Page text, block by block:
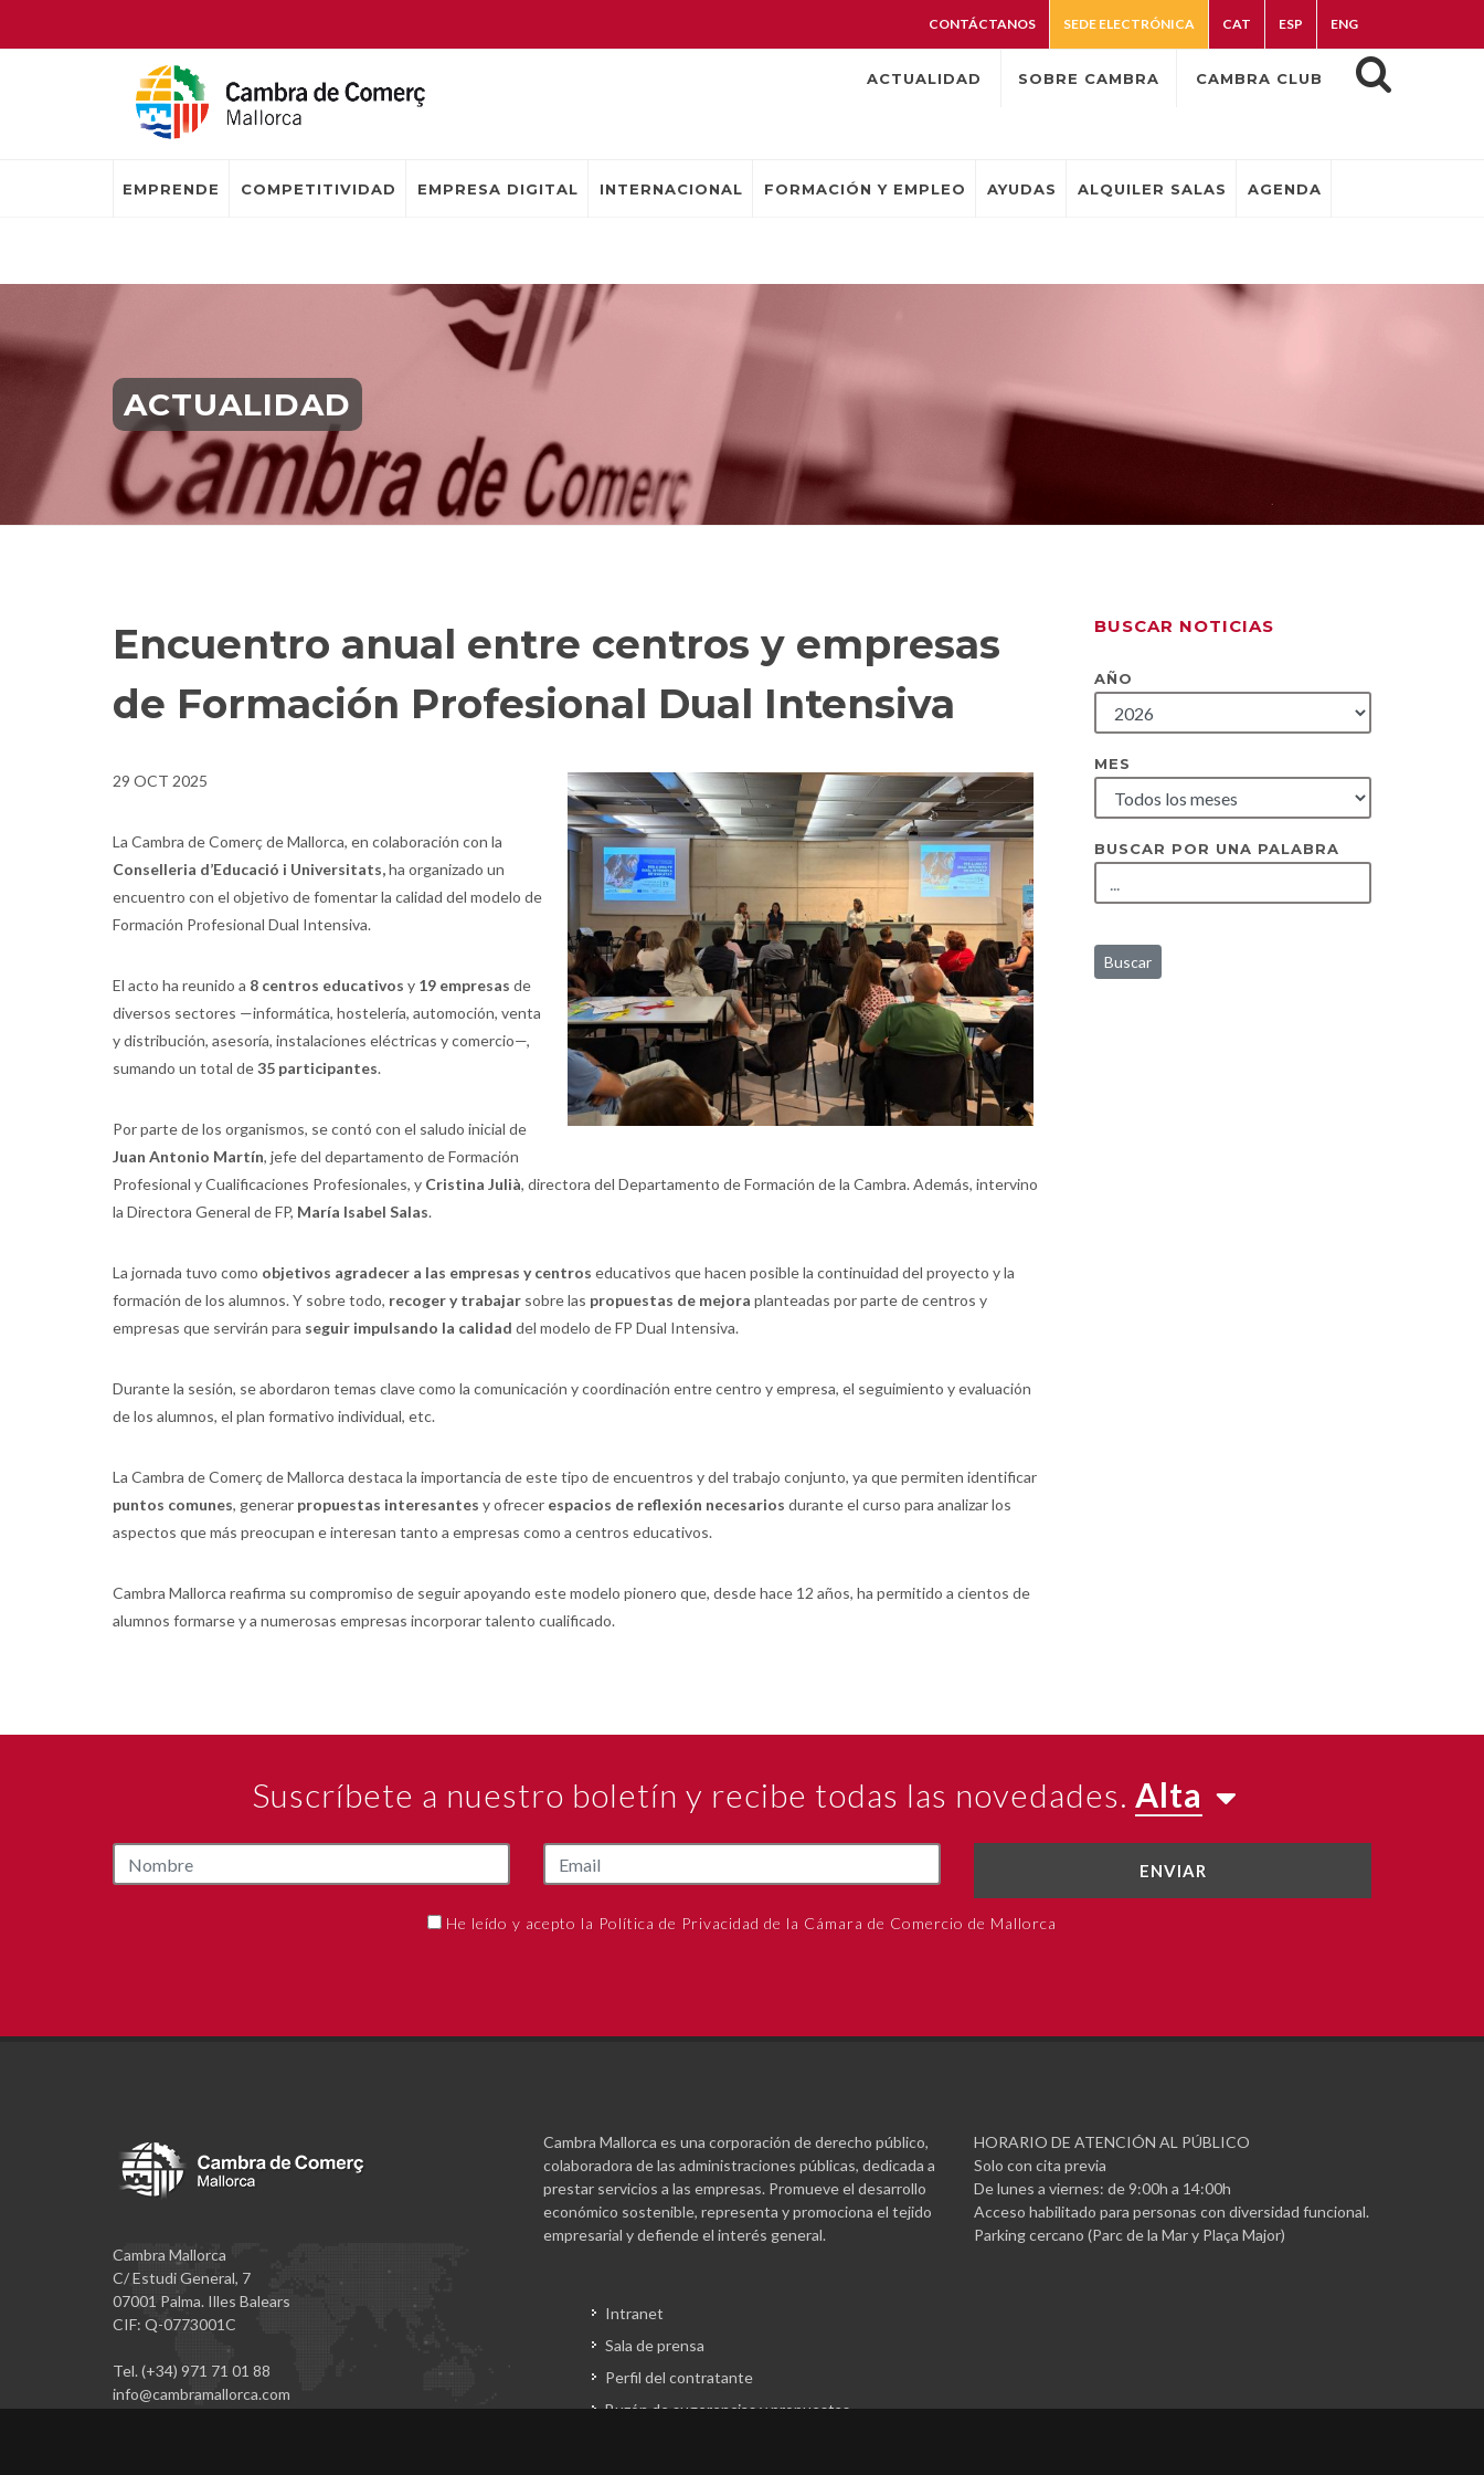
CONTÁCTANOS SEDE ELECTRÓNICA CAT ESP ENG
ACTUALIDAD SOBRE CAMBRA CAMBRA CLUB
EMPRENDE COMPETITIVIDAD EMPRESA DIGITAL INTERNACIONAL FORMACIÓN Y EMPLEO AYUDAS ALQUILER SALAS AGENDA
ACTUALIDAD
Encuentro anual entre centros y empresas
de Formación Profesional Dual Intensiva
29 OCT 2025
La Cambra de Comerç de Mallorca, en colaboración con la
Conselleria d’Educació i Universitats,ha organizado un
encuentro con el objetivo de fomentar la calidad del modelo de
Formación Profesional Dual Intensiva.
El acto ha reunido a 8 centros educativos y 19 empresas de
diversos sectores —informática, hostelería, automoción, venta
y distribución, asesoría, instalaciones eléctricas y comercio—,
sumando un total de35 participantes.
Por parte de los organismos, se contó con el saludo inicial de
Juan Antonio Martín, jefe del departamento de Formación
Profesional y Cualificaciones Profesionales, y Cristina Julià, directora del Departamento de Formación de la Cambra. Además, intervino
la Directora General de FP, María Isabel Salas.
La jornada tuvo como objetivos agradecer a las empresas y centros educativos que hacen posible la continuidad del proyecto y la
formación de los alumnos. Y sobre todo, recoger y trabajar sobre las propuestas de mejora planteadas por parte de centros y
empresas que servirán para seguir impulsando la calidad del modelo de FP Dual Intensiva.
Durante la sesión, se abordaron temas clave como la comunicación y coordinación entre centro y empresa, el seguimiento y evaluación
de los alumnos, el plan formativo individual, etc.
La Cambra de Comerç de Mallorca destaca la importancia de este tipo de encuentros y del trabajo conjunto, ya que permiten identificar
puntos comunes, generar propuestas interesantes y ofrecer espacios de reflexión necesarios durante el curso para analizar los
aspectos que más preocupan e interesan tanto a empresas como a centros educativos.
Cambra Mallorca reafirma su compromiso de seguir apoyando este modelo pionero que, desde hace 12 años, ha permitido a cientos de
alumnos formarse y a numerosas empresas incorporar talento cualificado.
BUSCAR NOTICIAS
AÑO
MES
BUSCAR POR UNA PALABRA
Buscar
Suscríbete a nuestro boletín y recibe todas las novedades. Alta
ENVIAR
He leído y acepto la Política de Privacidad de la Cámara de Comercio de Mallorca
Cambra Mallorca
C/ Estudi General, 7
07001 Palma. Illes Balears
CIF: Q-0773001C
Tel. (+34) 971 71 01 88
info@cambramallorca.com
Cambra Mallorca es una corporación de derecho público,
colaboradora de las administraciones públicas, dedicada a
prestar servicios a las empresas. Promueve el desarrollo
económico sostenible, representa y promociona el tejido
empresarial y defiende el interés general.
Intranet
Sala de prensa
Perfil del contratante
Buzón de sugerencias y propuestas
HORARIO DE ATENCIÓN AL PÚBLICO
Solo con cita previa
De lunes a viernes: de 9:00h a 14:00h
Acceso habilitado para personas con diversidad funcional.
Parking cercano (Parc de la Mar y Plaça Major)